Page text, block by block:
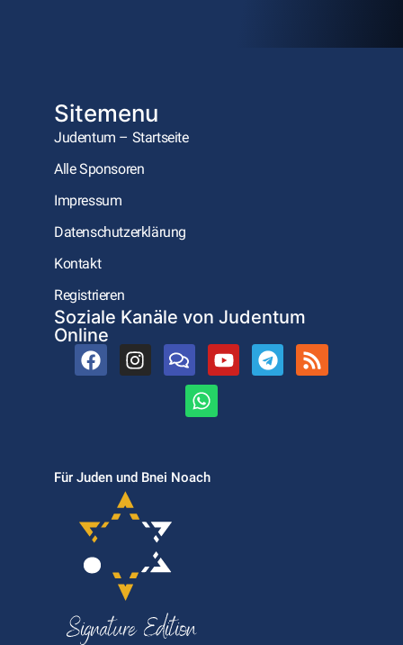
Sitemenu
Judentum – Startseite
Alle Sponsoren
Impressum
Datenschutzerklärung
Kontakt
Registrieren
Soziale Kanäle von Judentum
Online
Für Juden und Bnei Noach